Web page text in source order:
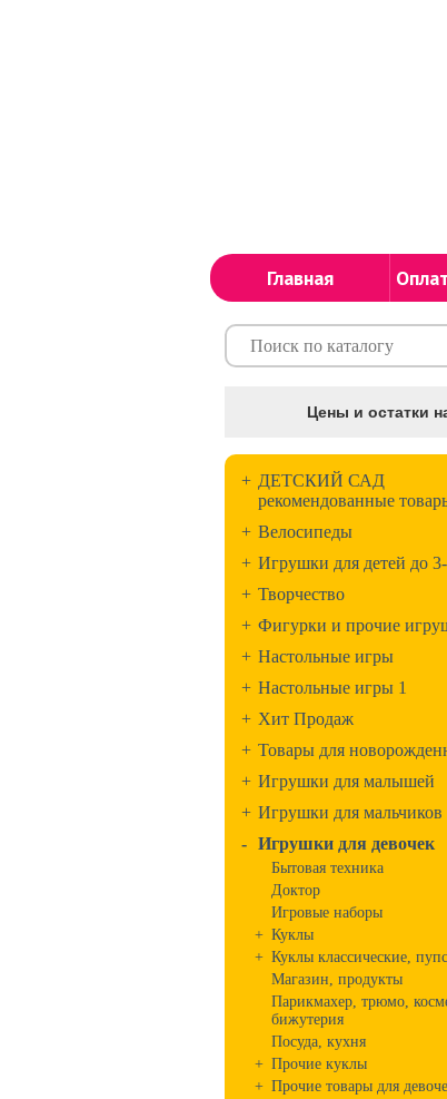
Главная
Цены и остатки
+ ДЕТСКИЙ САД
рекомендованные
+ Велосипеды
+ Игрушки для детей до
+ Творчество
+ Фигурки и прочие
+ Настольные игры
+ Настольные игры 1
+ Хит Продаж
+ Товары для
+ Игрушки для малышей
+ Игрушки для мальчиков
- Игрушки для девочек
Бытовая техника
Доктор
Игровые наборы
+ Куклы
+ Куклы классические,
Магазин, продукты
Парикмахер, трюмо,
бижутерия
Посуда, кухня
+ Прочие куклы
+ Прочие товары для